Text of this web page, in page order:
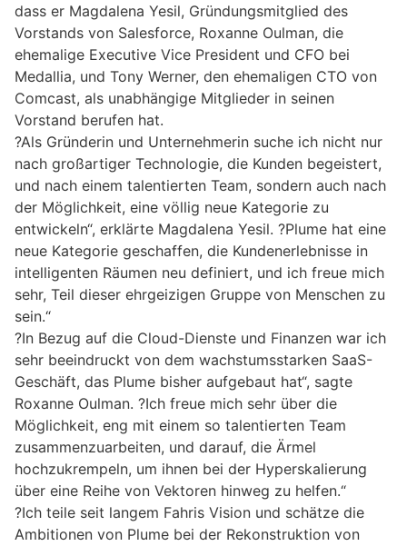
dass er Magdalena Yesil, Gründungsmitglied des
Vorstands von Salesforce, Roxanne Oulman, die
ehemalige Executive Vice President und CFO bei
Medallia, und Tony Werner, den ehemaligen CTO von
Comcast, als unabhängige Mitglieder in seinen
Vorstand berufen hat.
?Als Gründerin und Unternehmerin suche ich nicht nur
nach großartiger Technologie, die Kunden begeistert,
und nach einem talentierten Team, sondern auch nach
der Möglichkeit, eine völlig neue Kategorie zu
entwickeln“, erklärte Magdalena Yesil. ?Plume hat eine
neue Kategorie geschaffen, die Kundenerlebnisse in
intelligenten Räumen neu definiert, und ich freue mich
sehr, Teil dieser ehrgeizigen Gruppe von Menschen zu
sein.“
?In Bezug auf die Cloud-Dienste und Finanzen war ich
sehr beeindruckt von dem wachstumsstarken SaaS-
Geschäft, das Plume bisher aufgebaut hat“, sagte
Roxanne Oulman. ?Ich freue mich sehr über die
Möglichkeit, eng mit einem so talentierten Team
zusammenzuarbeiten, und darauf, die Ärmel
hochzukrempeln, um ihnen bei der Hyperskalierung
über eine Reihe von Vektoren hinweg zu helfen.“
?Ich teile seit langem Fahris Vision und schätze die
Ambitionen von Plume bei der Rekonstruktion von